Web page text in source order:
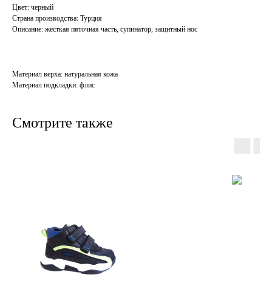
Цвет: черный
Страна производства: Турция
Описание: жесткая пяточная часть, супинатор, защитный нос
Материал верха: натуральная кожа
Материал подкладки: флис
Смотрите также